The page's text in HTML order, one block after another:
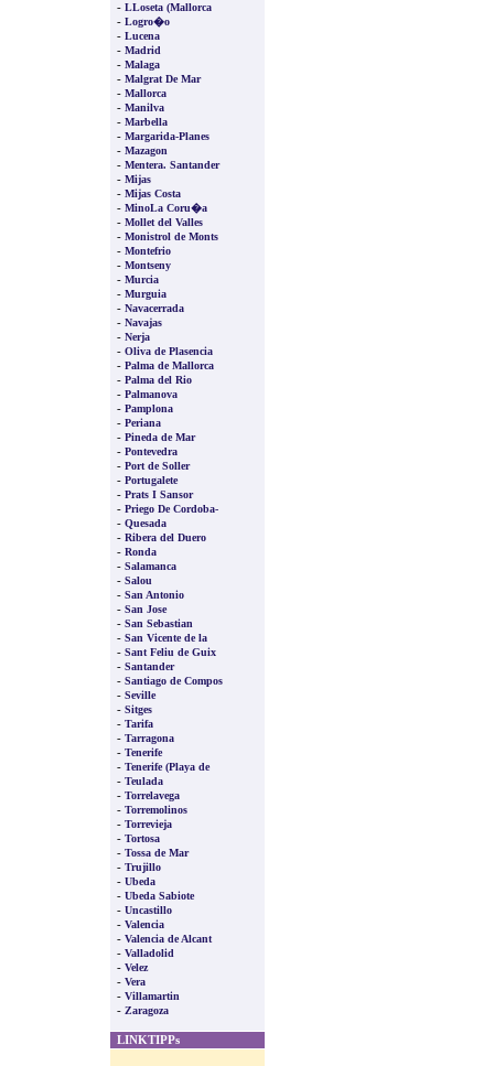
- LLoseta (Mallorca
- Logro�o
- Lucena
- Madrid
- Malaga
- Malgrat De Mar
- Mallorca
- Manilva
- Marbella
- Margarida-Planes
- Mazagon
- Mentera. Santander
- Mijas
- Mijas Costa
- MinoLa Coru�a
- Mollet del Valles
- Monistrol de Monts
- Montefrio
- Montseny
- Murcia
- Murguia
- Navacerrada
- Navajas
- Nerja
- Oliva de Plasencia
- Palma de Mallorca
- Palma del Rio
- Palmanova
- Pamplona
- Periana
- Pineda de Mar
- Pontevedra
- Port de Soller
- Portugalete
- Prats I Sansor
- Priego De Cordoba-
- Quesada
- Ribera del Duero
- Ronda
- Salamanca
- Salou
- San Antonio
- San Jose
- San Sebastian
- San Vicente de la
- Sant Feliu de Guix
- Santander
- Santiago de Compos
- Seville
- Sitges
- Tarifa
- Tarragona
- Tenerife
- Tenerife (Playa de
- Teulada
- Torrelavega
- Torremolinos
- Torrevieja
- Tortosa
- Tossa de Mar
- Trujillo
- Ubeda
- Ubeda Sabiote
- Uncastillo
- Valencia
- Valencia de Alcant
- Valladolid
- Velez
- Vera
- Villamartin
- Zaragoza
LINKTIPPs